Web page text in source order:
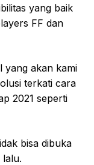
yang baik
FF dan
yang akan kami
terkati cara
2021 seperti
bisa dibuka